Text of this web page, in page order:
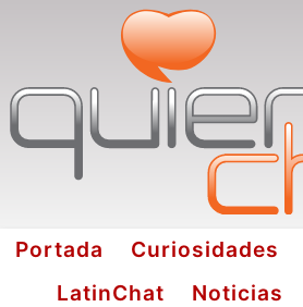
Portada Curiosidades
LatinChat
Noticias